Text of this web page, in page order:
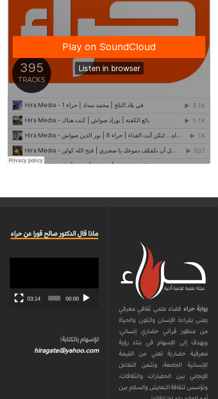
بوابة حراء فضاء علمي ثقافي معرفي
يعنى بقراءة الإنسان والكون والحياة
من منظور قرآني حضاري إنساني،
ويهدف إلى الإسهام في بناء رؤية
معرفية حضارية تعلي من القيمة
الإنسانية الجامعة، وتثمن التفاعل
الإيجابي بين الحضارات والثقافات،
وتؤسس لثقافة التعايش والسلام بين
ماذا قال الدكتور صالح قورا عن حراء
00:00
03:14
للإسهام بالكتابة:
hiragate@yahoo.com